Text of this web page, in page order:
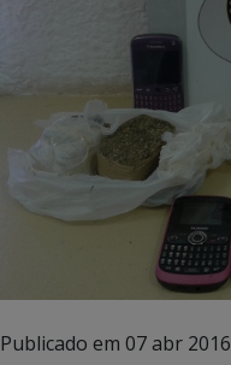
Publicado em 07 abr 2016